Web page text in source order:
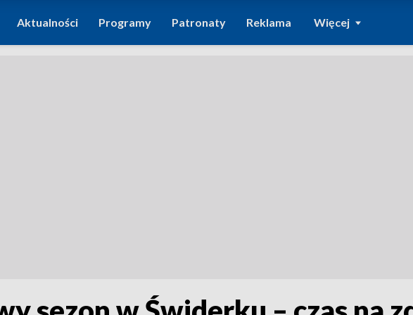
Aktualności Programy Patronaty Reklama Więcej